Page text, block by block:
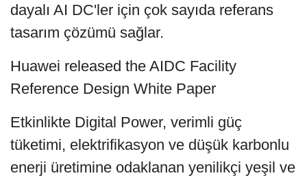
dayalı AI DC'ler için çok sayıda referans
tasarım çözümü sağlar.
Huawei released the AIDC Facility
Reference Design White Paper
Etkinlikte Digital Power, verimli güç
tüketimi, elektrifikasyon ve düşük karbonlu
enerji üretimine odaklanan yenilikçi yeşil ve